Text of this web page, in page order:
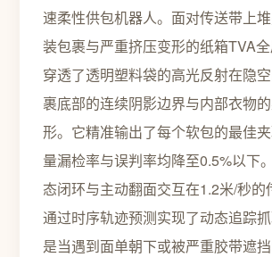
速柔性供包机器人。面对传送带上
装包裹与严重挤压变形的纸箱TVA
穿透了透明塑料袋的高光反射在隐
裹底部的连续阴影边界与内部衣物
形。它精准输出了每个软包的最佳
量漏检率与误判率均降至0.5%以下
态闭环与主动翻面交互在1.2米/秒的
通过时序轨迹预测实现了动态追踪
是当遇到面单朝下或被严重胶带遮